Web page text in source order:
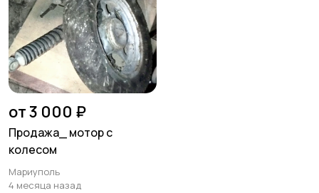
от 3 000 ₽
Продажа_ мотор с
колесом
Мариуполь
4 месяца назад